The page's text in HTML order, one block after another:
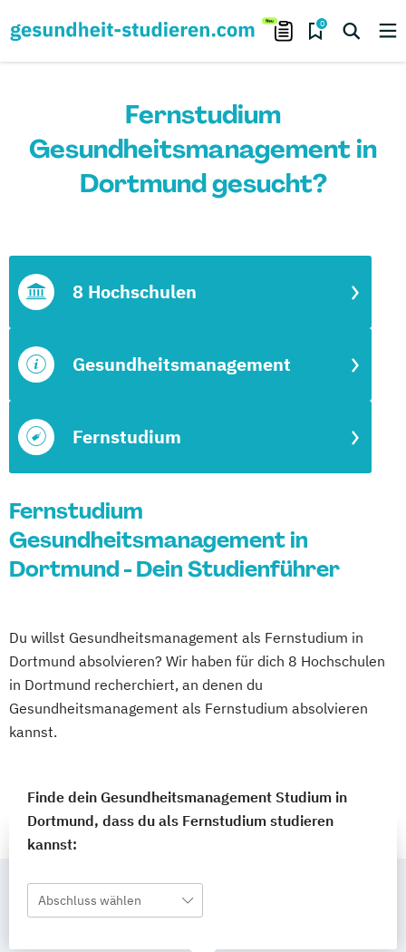
0
Fernstudium
Gesundheitsmanagement in
Dortmund gesucht?
Fernstudium
Gesundheitsmanagement
8 Hochschulen
Fernstudium
Gesundheitsmanagement in
Dortmund - Dein Studienführer
Du willst Gesundheitsmanagement als Fernstudium in
Dortmund absolvieren? Wir haben für dich 8 Hochschulen
in Dortmund recherchiert, an denen du
Gesundheitsmanagement als Fernstudium absolvieren
kannst.
Finde dein Gesundheitsmanagement Studium in
Dortmund, dass du als Fernstudium studieren
kannst:
Abschluss wählen